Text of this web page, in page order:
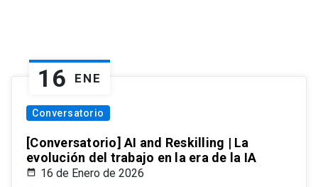
16 ENE
Conversatorio
[Conversatorio] AI and Reskilling | La
evolución del trabajo en la era de la IA
16 de Enero de 2026